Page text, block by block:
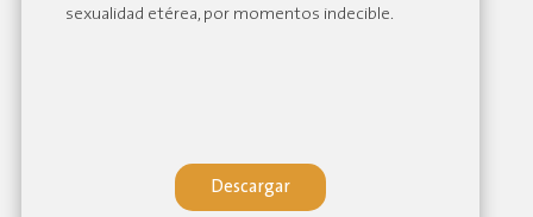
sexualidad etérea, por momentos indecible.
Descargar